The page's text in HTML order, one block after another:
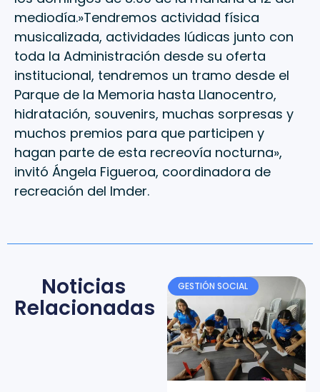
mediodía.»Tendremos actividad física
musicalizada, actividades lúdicas junto con
toda la Administración desde su oferta
institucional, tendremos un tramo desde el
Parque de la Memoria hasta Llanocentro,
hidratación, souvenirs, muchas sorpresas y
muchos premios para que participen y
hagan parte de esta recreovía nocturna»,
invitó Ángela Figueroa, coordinadora de
recreación del Imder.
Noticias
Relacionadas
GESTIÓN SOCIAL